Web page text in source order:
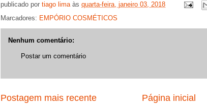
publicado por tiago lima às quarta-feira, janeiro 03, 2018
Marcadores: EMPÓRIO COSMÉTICOS
Nenhum comentário:
Postar um comentário
Postagem mais recente Página inicial